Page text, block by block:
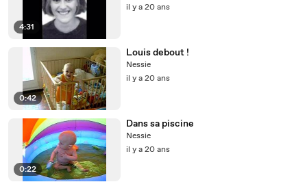
4:31
il y a 20 ans
0:42
Louis debout !
Nessie
il y a 20 ans
0:22
Dans sa piscine
Nessie
il y a 20 ans